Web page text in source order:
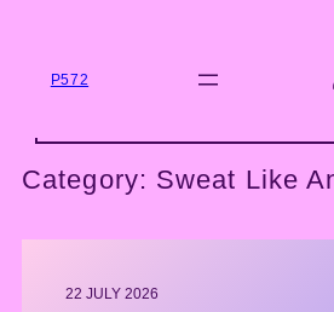
contentP572
Category: Sweat Like
22 JULY 2026